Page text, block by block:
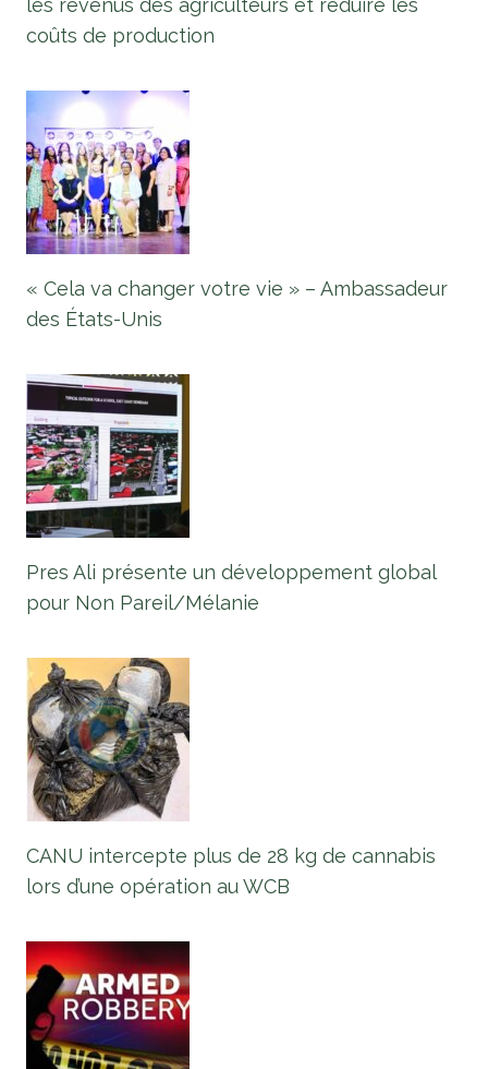
les revenus des agriculteurs et réduire les
coûts de production
« Cela va changer votre vie » – Ambassadeur
des États-Unis
Pres Ali présente un développement global
pour Non Pareil/Mélanie
CANU intercepte plus de 28 kg de cannabis
lors d’une opération au WCB